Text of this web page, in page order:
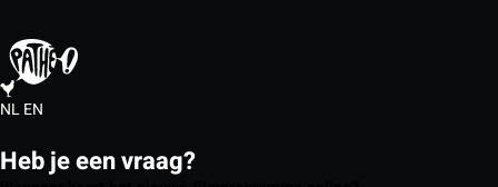
NLEN
Heb je een vraag?